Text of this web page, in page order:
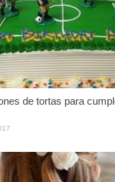
de tortas para